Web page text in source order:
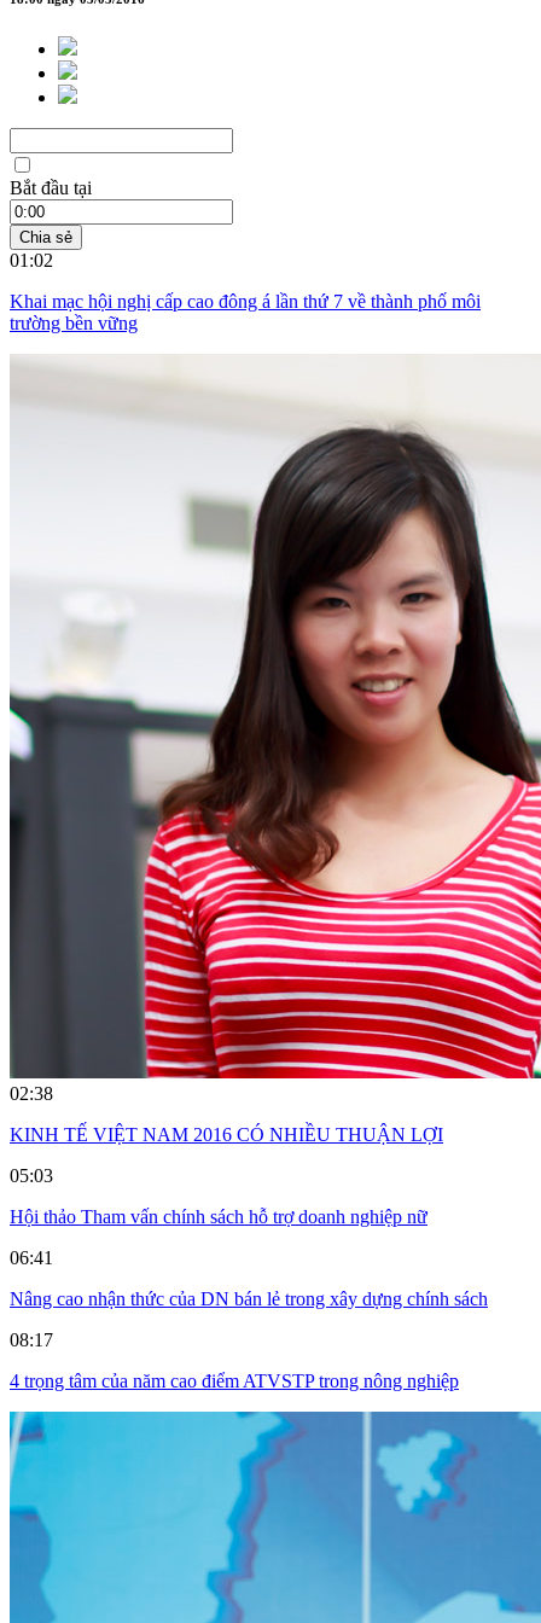
Bắt đầu tại
Chia sẻ
01:02
Khai mạc hội nghị cấp cao đông á lần thứ 7 về thành phố môi
trường bền vững
02:38
KINH TẾ VIỆT NAM 2016 CÓ NHIỀU THUẬN LỢI
05:03
Hội thảo Tham vấn chính sách hỗ trợ doanh nghiệp nữ
06:41
Nâng cao nhận thức của DN bán lẻ trong xây dựng chính sách
08:17
4 trọng tâm của năm cao điểm ATVSTP trong nông nghiệp